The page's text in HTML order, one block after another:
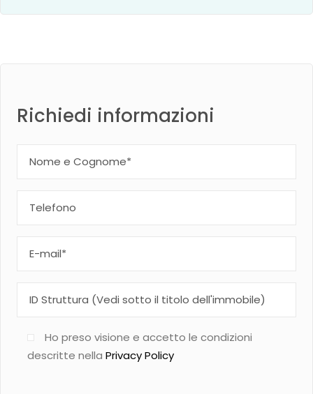
Richiedi informazioni
Ho preso visione e accetto le condizioni
descritte nella Privacy Policy